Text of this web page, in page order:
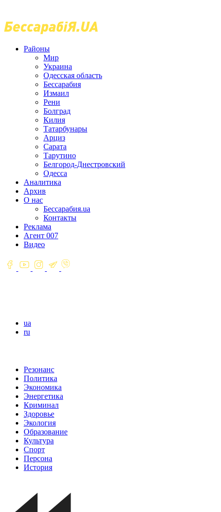
Районы
Мир
Украина
Одесская область
Бессарабия
Измаил
Рени
Болград
Килия
Татарбунары
Арциз
Сарата
Тарутино
Белгород-Днестровский
Одесса
Аналитика
Архив
О нас
Бессарабия.ua
Контакты
Реклама
Агент 007
Видео
ua
ru
Резонанс
Политика
Экономика
Энергетика
Криминал
Здоровье
Экология
Образование
Культура
Спорт
Персона
История